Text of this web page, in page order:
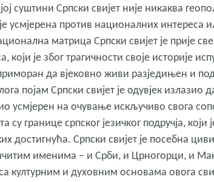
суштини Српски свијет није никаква
усмјерена против националних интереса
матрица Српски свијет је прије
који је због трагичности своје
да вјековно живи разједињен и
појам Српски свијет је одувјек излазио
усмјерен на очување искључиво свога
су границе српског језичког подручја,
достигнућа. Српски свијет је посебна
именима – и Срби, и Црногорци, и
са културним и духовним основама овога